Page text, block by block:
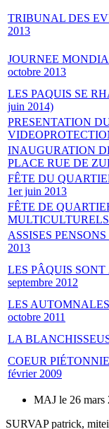
TRIBUNAL DES
2013
JOURNEE
octobre 2013
LES PAQUIS SE
juin 2014)
PRESENTATION
INAUGURATION
PLACE RUE DE
FÊTE DU
1er juin 2013
FÊTE DE
ASSISES
2013
LES PÂQUIS
septembre 2012
LES
octobre 2011
LA
COEUR
février 2009
MAJ le 26 mars
SURVAP patrick,